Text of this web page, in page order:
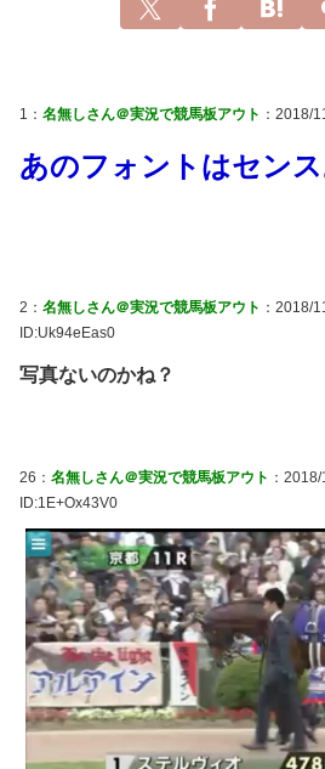
1： 名無しさん＠実況で競馬板アウト ：2018/
あのフォントはセンス
2： 名無しさん＠実況で競馬板アウト ：2018/
ID:Uk94eEas0
写真ないのかね？
26： 名無しさん＠実況で競馬板アウト ：
ID:1E+Ox43V0